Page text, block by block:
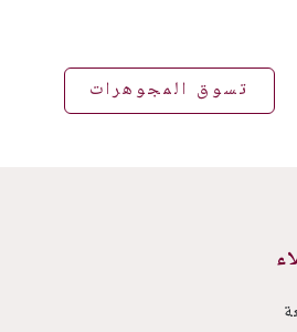
تسوق المجوهرات